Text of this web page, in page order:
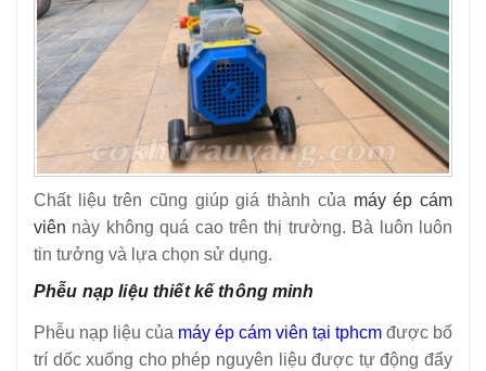
Chất liệu trên cũng giúp giá thành của máy ép cám
viên này không quá cao trên thị trường. Bà luôn luôn
tin tưởng và lựa chọn sử dụng.
Phễu nạp liệu thiết kế thông minh
Phễu nạp liệu của máy ép cám viên tại tphcm được bố
trí dốc xuống cho phép nguyên liệu được tự động đẩy